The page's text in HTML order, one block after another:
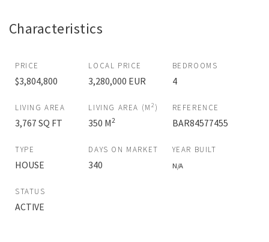
Characteristics
PRICE
$3,804,800
LOCAL PRICE
3,280,000 EUR
BEDROOMS
4
LIVING AREA
3,767 SQ FT
LIVING AREA (M 2 )
350 M2
REFERENCE
BAR84577455
TYPE
HOUSE
DAYS ON MARKET
340
YEAR BUILT
N/A
STATUS
ACTIVE